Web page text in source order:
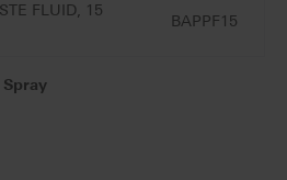
FLUID, 15
BAPPF15
Spray